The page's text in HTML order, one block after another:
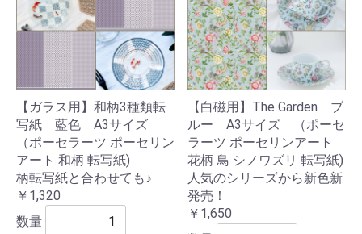
【ガラス用】和柄3種類転
写紙 藍色 A3サイズ
（ポーセラーツ ポーセリン
アート 和柄 転写紙)
柄転写紙と合わせても♪
￥1,320
数量
【白磁用】The Garden ブ
ルー A3サイズ （ポーセ
ラーツ ポーセリンアート
花柄 鳥 シノワズリ 転写紙)
人気のシリーズから新色新
発売！
￥1,650